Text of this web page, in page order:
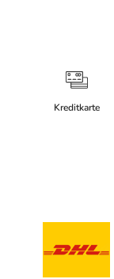
Kreditkarte